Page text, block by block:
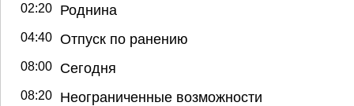
02:20 Роднина
04:40 Отпуск по ранению
08:00 Сегодня
08:20 Неограниченные возможности